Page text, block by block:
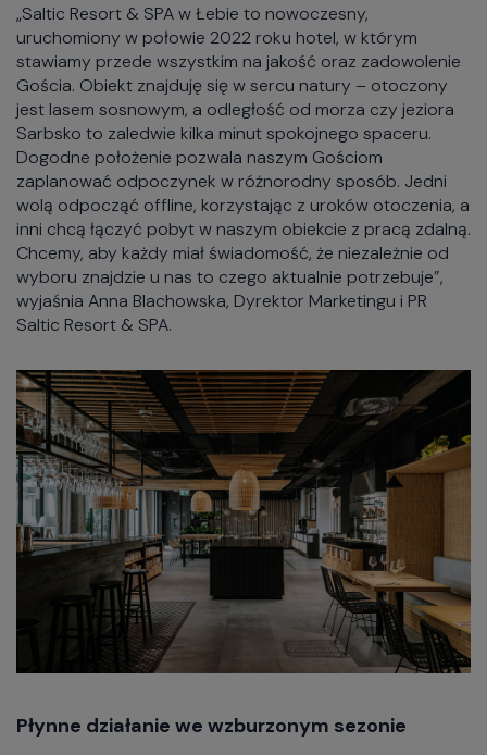
„Saltic Resort & SPA w Łebie to nowoczesny,
uruchomiony w połowie 2022 roku hotel, w którym
stawiamy przede wszystkim na jakość oraz zadowolenie
Gościa. Obiekt znajduję się w sercu natury – otoczony
jest lasem sosnowym, a odległość od morza czy jeziora
Sarbsko to zaledwie kilka minut spokojnego spaceru.
Dogodne położenie pozwala naszym Gościom
zaplanować odpoczynek w różnorodny sposób. Jedni
wolą odpocząć offline, korzystając z uroków otoczenia, a
inni chcą łączyć pobyt w naszym obiekcie z pracą zdalną.
Chcemy, aby każdy miał świadomość, że niezależnie od
wyboru znajdzie u nas to czego aktualnie potrzebuje”,
wyjaśnia Anna Blachowska, Dyrektor Marketingu i PR
Saltic Resort & SPA.
Płynne działanie we wzburzonym sezonie